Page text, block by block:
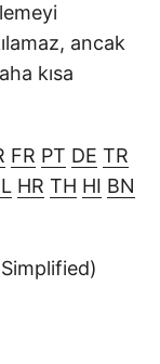
ancak
kısa
FR PT DE TR
HR TH HI BN